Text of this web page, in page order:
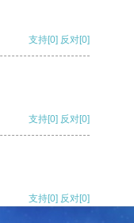
支持[0] 反对[0]
支持[0] 反对[0]
支持[0] 反对[0]